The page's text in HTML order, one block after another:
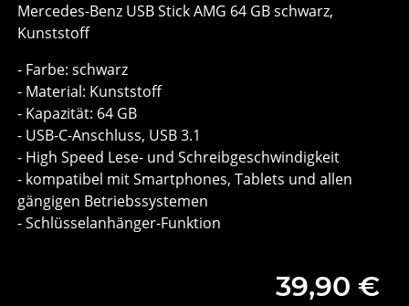
Mercedes-Benz USB Stick AMG 64 GB schwarz,
Kunststoff
- Farbe: schwarz
- Material: Kunststoff
- Kapazität: 64 GB
- USB-C-Anschluss, USB 3.1
- High Speed Lese- und Schreibgeschwindigkeit
- kompatibel mit Smartphones, Tablets und allen
gängigen Betriebssystemen
- Schlüsselanhänger-Funktion
39,90 €